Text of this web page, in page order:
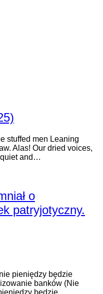
stuffed men Leaning
Alas! Our dried voices,
quiet and…
o
patryjotyczny.
pieniędzy będzie
banków (Nie